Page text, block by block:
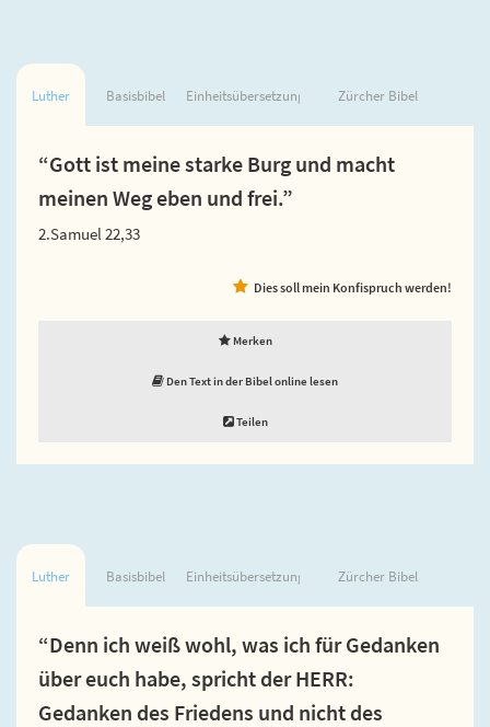
Luther Basisbibel Einheitsübersetzung Zürcher Bibel
“Gott ist meine starke Burg und macht
meinen Weg eben und frei.”
2.Samuel 22,33
Dies soll mein Konfispruch werden!
Merken
Den Text in der Bibel online lesen
Teilen
Luther Basisbibel Einheitsübersetzung Zürcher Bibel
“Denn ich weiß wohl, was ich für Gedanken
über euch habe, spricht der HERR:
Gedanken des Friedens und nicht des